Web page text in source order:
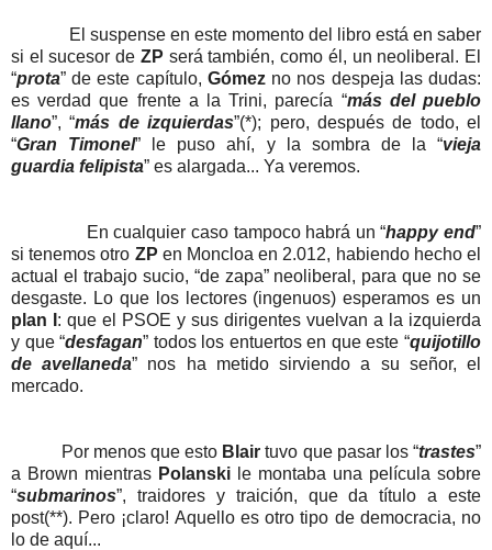
El suspense en este momento del libro está en saber
si el sucesor de ZP será también, como él, un neoliberal. El
“prota” de este capítulo, Gómez no nos despeja las dudas:
es verdad que frente a la Trini, parecía “más del pueblo
llano”, “más de izquierdas”(*); pero, después de todo, el
“Gran Timonel” le puso ahí, y la sombra de la “vieja
guardia felipista” es alargada... Ya veremos.
En cualquier caso tampoco habrá un “happy end”
si tenemos otro ZP en Moncloa en 2.012, habiendo hecho el
actual el trabajo sucio, “de zapa” neoliberal, para que no se
desgaste. Lo que los lectores (ingenuos) esperamos es un
plan I : que el PSOE y sus dirigentes vuelvan a la izquierda
y que “desfagan” todos los entuertos en que este “quijotillo
de avellaneda” nos ha metido sirviendo a su señor, el
mercado.
Por menos que esto Blair tuvo que pasar los “trastes”
a Brown mientras Polanski le montaba una película sobre
“submarinos”, traidores y traición, que da título a este
post(**). Pero ¡claro! Aquello es otro tipo de democracia, no
lo de aquí...